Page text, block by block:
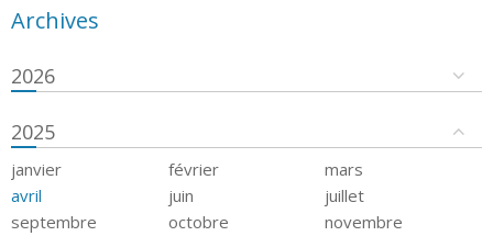
Archives
2026
2025
janvier février
mars
avril
juin
juillet
septembre
octobre
novembre